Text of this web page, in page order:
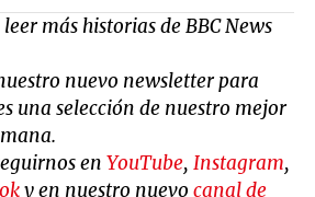
más historias de BBC News
nuevo newsletter para
una selección de nuestro mejor
enYouTube,Instagram,
y en nuestro nuevocanal de